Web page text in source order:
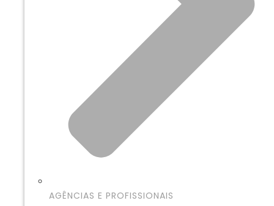
AGÊNCIAS E PROFISSIONAIS